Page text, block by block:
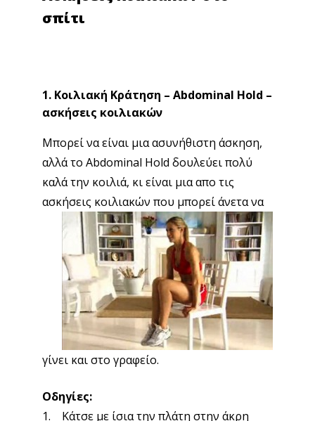
σπίτι
1. Κοιλιακή Κράτηση – Abdominal Hold –
ασκήσεις κοιλιακών
Μπορεί να είναι μια ασυνήθιστη άσκηση,
αλλά το Abdominal Hold δουλεύει πολύ
καλά την κοιλιά, κι είναι μια απο τις
ασκήσεις κοιλιακών που μπορεί άνετα να
γίνει και στο γραφείο.
Οδηγίες:
1. Κάτσε με ίσια την πλάτη στην άκρη